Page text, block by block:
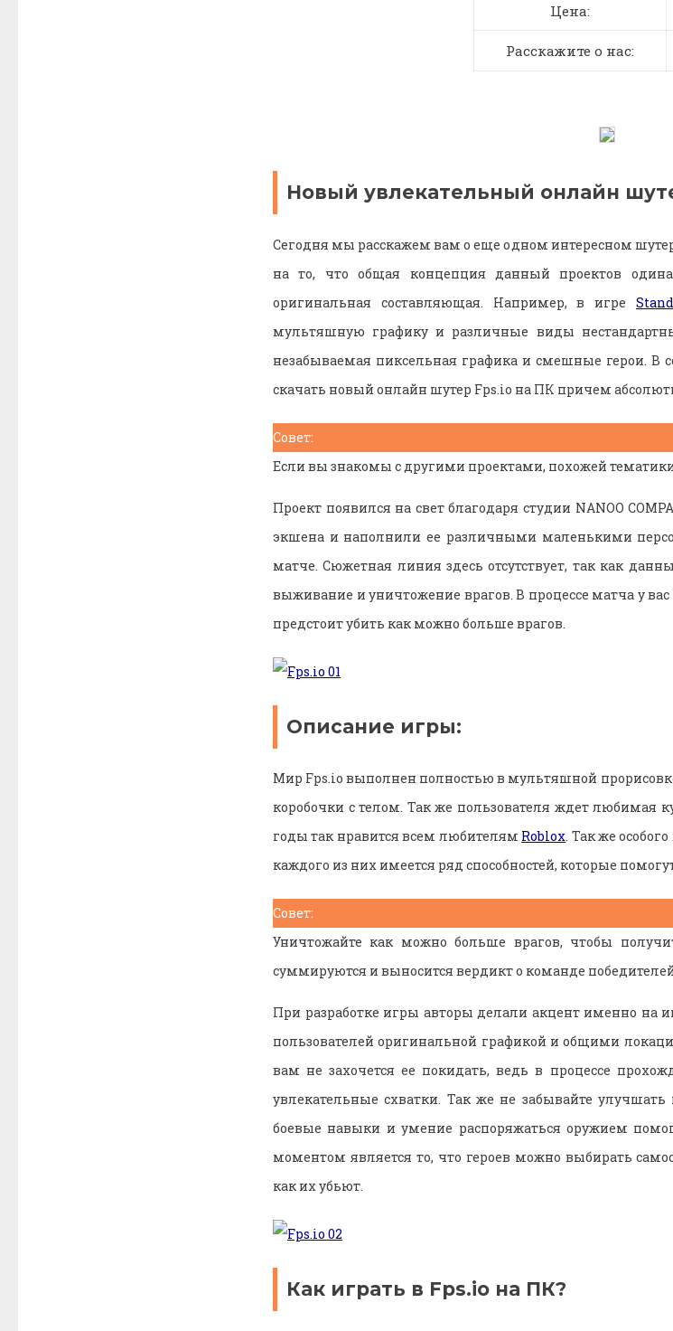
Цена:
Расскажите о нас:
Новый увлекательный онлайн
Сегодня мы расскажем вам о еще одном интересном
на то, что общая концепция данный проектов
оригинальная составляющая. Например, в игре
мультяшную графику и различные виды
незабываемая пиксельная графика и смешные герои. В
скачать новый онлайн шутер Fps.io на ПК причем
Совет:
Если вы знакомы с другими проектами, похожей
Проект появился на свет благодаря студии NANOO
экшена и наполнили ее различными маленькими
матче. Сюжетная линия здесь отсутствует, так как
выживание и уничтожение врагов. В процессе матча у
предстоит убить как можно больше врагов.
Описание игры:
Мир Fps.io выполнен полностью в мультяшной
коробочки с телом. Так же пользователя ждет любимая
годы так нравится всем любителям Roblox. Так же
каждого из них имеется ряд способностей, которые
Совет:
Уничтожайте как можно больше врагов, чтобы
суммируются и выносится вердикт о команде
При разработке игры авторы делали акцент именно на
пользователей оригинальной графикой и общими
вам не захочется ее покидать, ведь в процессе
увлекательные схватки. Так же не забывайте улучшать
боевые навыки и умение распоряжаться оружием
моментом является то, что героев можно выбирать
как их убьют.
Как играть в Fps.io на ПК?